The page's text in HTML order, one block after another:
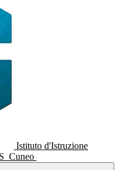
Istituto d'Istruzione
Cuneo